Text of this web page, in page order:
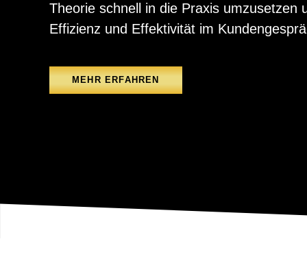
Theorie schnell in die Praxis umzusetzen
Effizienz und Effektivität im
MEHR ERFAHREN